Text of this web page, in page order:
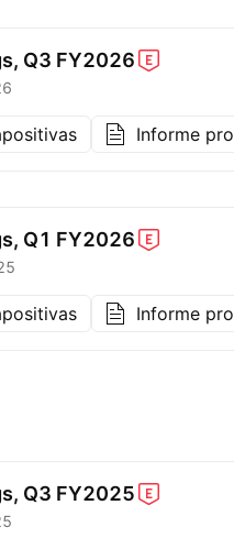
Q3 FY2026
Informe
Q1 FY2026
Informe
Q3 FY2025